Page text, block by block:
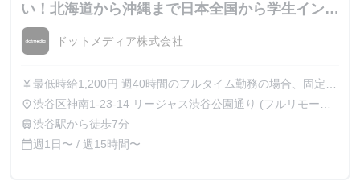
い！北海道から沖縄まで日本全国から学生インタ
ーン募集！【初心者歓迎/フルリモート・フルフ
レックス可/最低時給1,200円/学生事業責任者年
収600万円以上可】
ドットメディア株式会社
currency_yen 最低時給1,200円 週40時間のフルタイム勤務の場合、固定月
額制になり、さらに給与UPします。
place渋谷区神南1-23-14 リージャス渋谷公園通り (フルリモート
OK)
train渋谷駅から徒歩7分
calendar_today週1日〜 / 週15時間〜